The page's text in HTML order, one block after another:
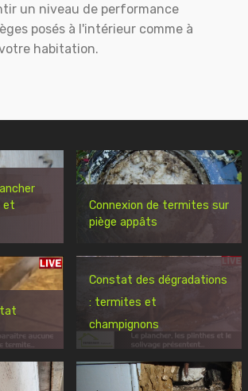
un niveau de performance
posés à l'intérieur comme à
habitation.
et
Connexion de termites sur
piège appâts
Constat des dégradations
: termites et
champignons